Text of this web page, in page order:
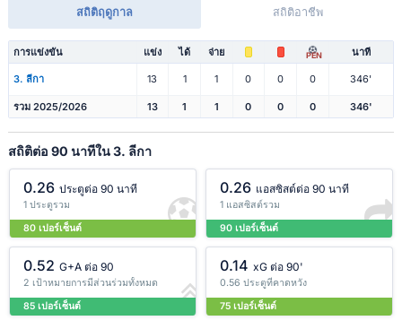
สถิติฤดูกาล สถิติอาชีพ
การแข่งขัน แข่ง ได้ จ่าย PEN นาที
3. ลีกา 13 1 1 0 0 0 346'
รวม 2025/2026 13 1 1 0 0 0 346'
สถิติต่อ 90 นาทีใน 3. ลีกา
0.26 ประตูต่อ 90 นาที
1 ประตูรวม
80 เปอร์เซ็นต์
0.26 แอสซิสต์ต่อ 90 นาที
1 แอสซิสต์รวม
90 เปอร์เซ็นต์
0.52 G+A ต่อ 90
2 เป้าหมายการมีส่วนร่วมทั้งหมด
85 เปอร์เซ็นต์
0.14 xG ต่อ 90'
0.56 ประตูที่คาดหวัง
75 เปอร์เซ็นต์